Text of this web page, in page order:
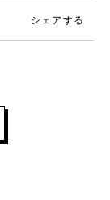
シェアする